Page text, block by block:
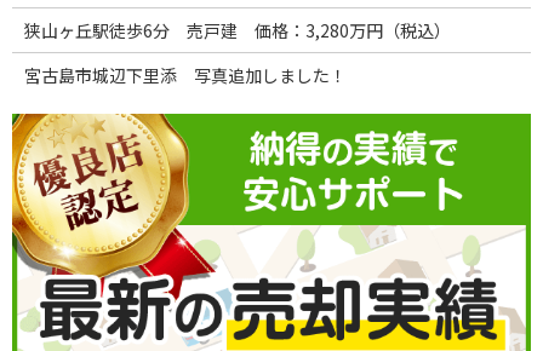
狭山ヶ丘駅徒歩6分 売戸建 価格：3,280万円（税込）
宮古島市城辺下里添 写真追加しました！